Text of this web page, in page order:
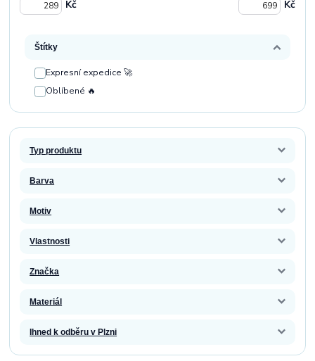
Kč Kč
Štítky
Expresní expedice 🚀
Oblíbené 🔥
Typ produktu
Barva
Motiv
Vlastnosti
Značka
Materiál
Ihned k odběru v Plzni